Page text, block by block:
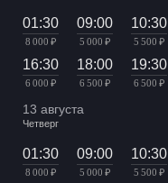
01:30
8 000 ₽
09:00
5 000 ₽
10:30
5 500 ₽
16:30
6 000 ₽
18:00
6 500 ₽
19:30
6 500 ₽
13 августа
Четверг
01:30
8 000 ₽
09:00
5 000 ₽
10:30
5 500 ₽